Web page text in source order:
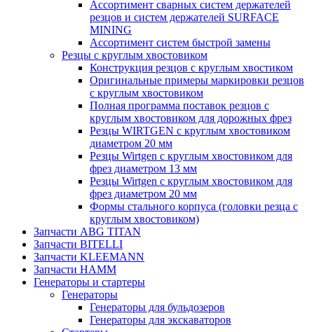
Ассортимент сварных систем держателей
резцов и систем держателей SURFACE
MINING
Ассортимент систем быстрой замены
Резцы с круглым хвостовиком
Конструкция резцов с круглым хвостиком
Оригинальные примеры маркировки резцов
с круглым хвостовиком
Полная программа поставок резцов с
круглым хвостовиком для дорожных фрез
Резцы WIRTGEN с круглым хвостовиком
диаметром 20 мм
Резцы Wirtgen с круглым хвостовиком для
фрез диаметром 13 мм
Резцы Wirtgen с круглым хвостовиком для
фрез диаметром 20 мм
Формы стального корпуса (головки резца с
круглым хвостовиком)
Запчасти ABG TITAN
Запчасти BITELLI
Запчасти KLEEMANN
Запчасти HAMM
Генераторы и стартеры
Генераторы
Генераторы для бульдозеров
Генераторы для экскаваторов